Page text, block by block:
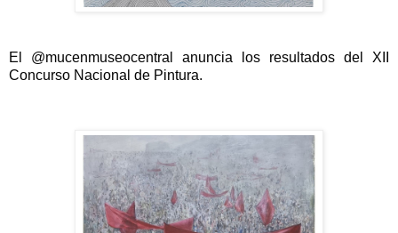
El @mucenmuseocentral anuncia los resultados del XII
Concurso Nacional de Pintura.